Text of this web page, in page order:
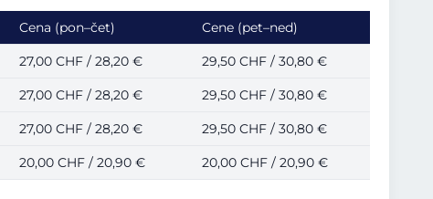
Cena (pon–čet) Cene (pet–ned)
27,00 CHF / 28,20 € 29,50 CHF / 30,80 €
27,00 CHF / 28,20 € 29,50 CHF / 30,80 €
27,00 CHF / 28,20 € 29,50 CHF / 30,80 €
20,00 CHF / 20,90 € 20,00 CHF / 20,90 €